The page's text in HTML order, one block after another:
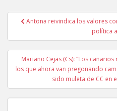
Navegación de
Antona reivindica los valores
política
Mariano Cejas (Cs): “Los
los que ahora van pregonando
sido muleta de CC en